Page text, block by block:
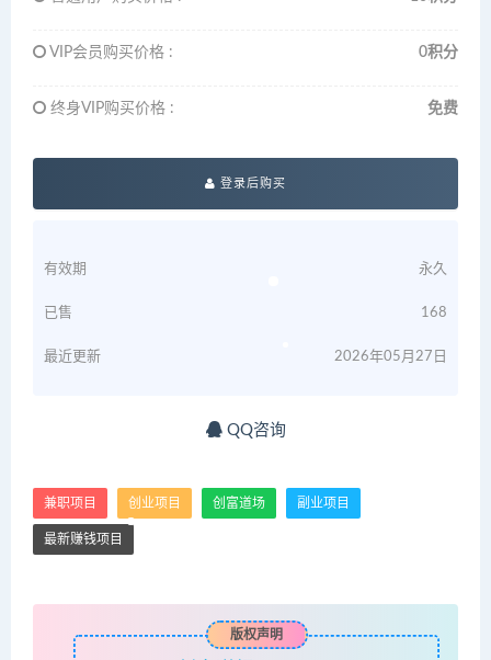
VIP会员购买价格 : 0积分
终身VIP购买价格 : 免费
登录后购买
有效期 永久
已售 168
最近更新 2026年05月27日
QQ咨询
兼职项目 创业项目 创富道场 副业项目
最新赚钱项目
版权声明